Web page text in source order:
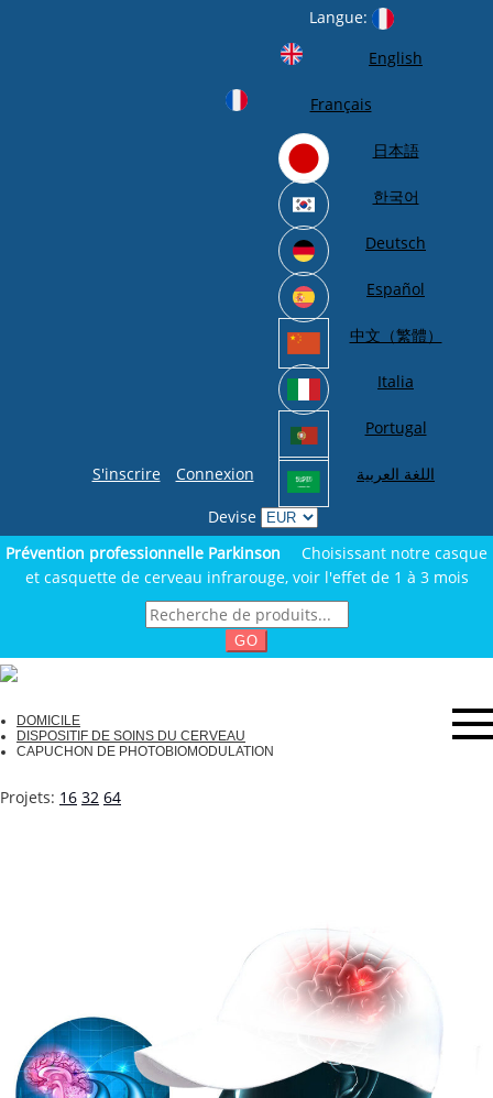
S'inscrire Connexion
Langue:
English
Français
日本語
한국어
Deutsch
Español
中文（繁體）
Italia
Portugal
اللغة العربية
Devise
Prévention professionnelle Parkinson
Choisissant notre casque
et casquette de cerveau infrarouge, voir l'effet de 1 à 3 mois
GO
DOMICILE
DISPOSITIF DE SOINS DU CERVEAU
CAPUCHON DE PHOTOBIOMODULATION
Projets: 16 32 64